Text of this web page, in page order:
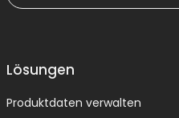
Lösungen
Produktdaten verwalten